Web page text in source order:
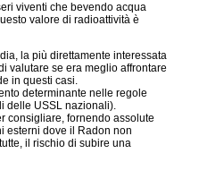
viventi che bevendo acqua
valore di radioattività è
la più direttamente interessata
valutare se era meglio affrontare
in questi casi.
determinante nelle regole
delle USSL nazionali).
consigliare, fornendo assolute
esterni dove il Radon non
il rischio di subire una